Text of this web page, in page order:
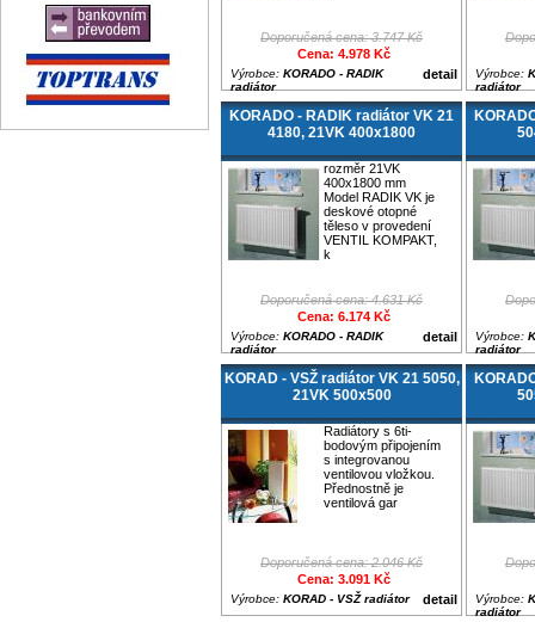
Doporučená cena: 3.747 Kč
Cena: 4.978 Kč
detail
Výrobce: KORADO - RADIK
radiátor
Výrobce:
radiátor
KORADO - RADIK radiátor VK 21
4180, 21VK 400x1800
rozměr 21VK
400x1800 mm
Model RADIK VK je
deskové otopné
těleso v provedení
VENTIL KOMPAKT,
k
Doporučená cena: 4.631 Kč
Cena: 6.174 Kč
detail
Výrobce: KORADO - RADIK
radiátor
Výrobce:
radiátor
KORAD - VSŽ radiátor VK 21 5050,
21VK 500x500
Radiátory s 6ti-
bodovým připojením
s integrovanou
ventilovou vložkou.
Přednostně je
ventilová gar
Doporučená cena: 2.046 Kč
Cena: 3.091 Kč
detail
Výrobce: KORAD - VSŽ radiátor Výrobce:
radiátor